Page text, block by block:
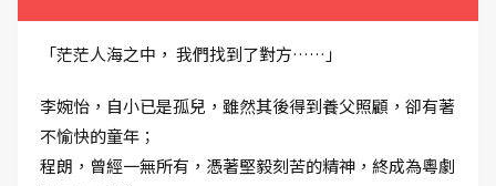
「茫茫人海之中， 我們找到了對方……」
李婉怡，自小已是孤兒，雖然其後得到養父照顧，卻有著
不愉快的童年；
程朗，曾經一無所有，憑著堅毅刻苦的精神，終成為粵劇